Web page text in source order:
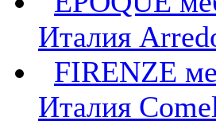
Италия
FIRENZE
Италия